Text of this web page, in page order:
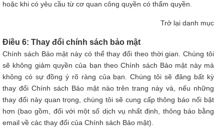
hoặc khi có yêu cầu từ cơ quan công quyền có thẩm quyền.
Trở lại danh mục
Điều 6: Thay đổi chính sách bảo mật
Chính sách Bảo mật này có thể thay đổi theo thời gian. Chúng tôi
sẽ không giảm quyền của bạn theo Chính sách Bảo mật này mà
không có sự đồng ý rõ ràng của bạn. Chúng tôi sẽ đăng bất kỳ
thay đổi Chính sách Bảo mật nào trên trang này và, nếu những
thay đổi này quan trọng, chúng tôi sẽ cung cấp thông báo nổi bật
hơn (bao gồm, đối với một số dịch vụ nhất định, thông báo bằng
email về các thay đổi của Chính sách Bảo mật).